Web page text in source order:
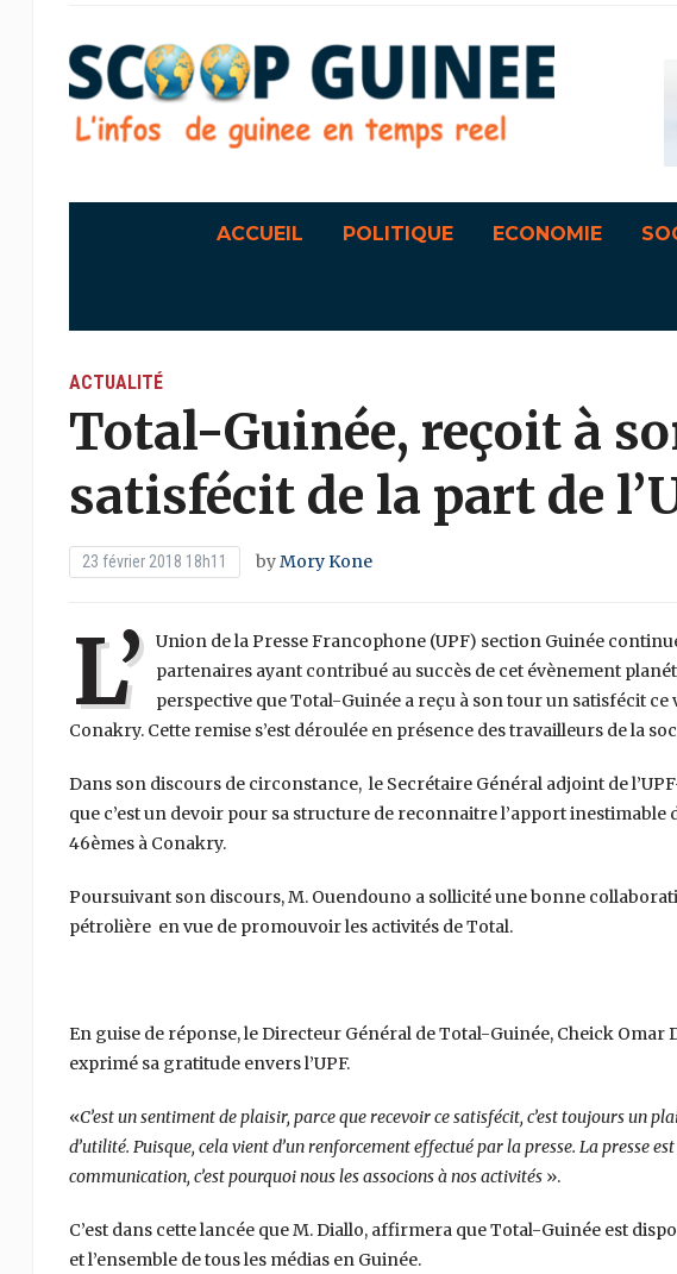
ACCUEIL POLITIQUE ECONOMIE
ACTUALITÉ
Total-Guinée, reçoit à
satisfécit de la part de
23 février 2018 18h11 byMory Kone
L’ Union de la Presse Francophone (UPF) section Guinée
partenaires ayant contribué au succès de cet évènement
perspective que Total-Guinée a reçu à son tour un satisfécit ce
Conakry. Cette remise s’est déroulée en présence des travailleurs de la
Dans son discours de circonstance, le Secrétaire Général adjoint de
que c’est un devoir pour sa structure de reconnaitre l’apport inestimable
46èmes à Conakry.
Poursuivant son discours, M. Ouendouno a sollicité une bonne
pétrolière en vue de promouvoir les activités de Total.
En guise de réponse, le Directeur Général de Total-Guinée, Cheick
exprimé sa gratitude envers l’UPF.
«C’est un sentiment de plaisir, parce que recevoir ce satisfécit, c’est toujours un
d’utilité. Puisque, cela vient d’un renforcement effectué par la presse. La presse
communication, c’est pourquoi nous les associons à nos activités».
C’est dans cette lancée que M. Diallo, affirmera que Total-Guinée est
et l’ensemble de tous les médias en Guinée.